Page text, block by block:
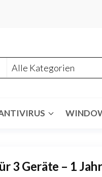
3 Geräte – 1 Jahr